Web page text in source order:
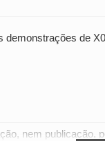
de
nem publicação,